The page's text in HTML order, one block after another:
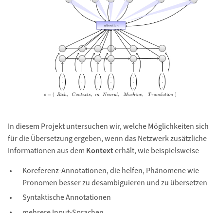
In diesem Projekt untersuchen wir, welche Möglichkeiten sich
für die Übersetzung ergeben, wenn das Netzwerk zusätzliche
Informationen aus dem Kontexterhält, wie beispielsweise
Koreferenz-Annotationen, die helfen, Phänomene wie
Pronomen besser zu desambiguieren und zu übersetzen
Syntaktische Annotationen